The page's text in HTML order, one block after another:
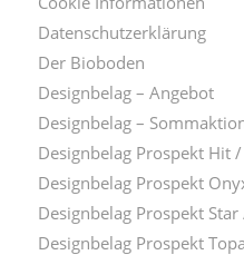
Datenschutzerklärung
Der Bioboden
Designbelag – Angebot
Designbelag –
Designbelag Prospekt Hit
Designbelag Prospekt
Designbelag Prospekt Star
Designbelag Prospekt